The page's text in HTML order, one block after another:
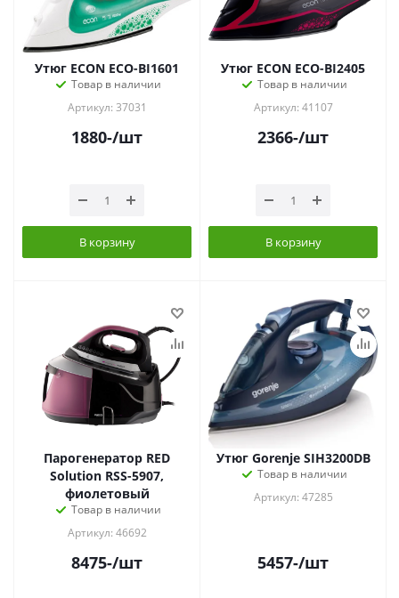
Утюг ECON ECO-BI1601
Товар в наличии
Артикул: 37031
1880-/шт
В корзину
Утюг ECON ECO-BI2405
Товар в наличии
Артикул: 41107
2366-/шт
В корзину
Парогенератор RED
Solution RSS-5907,
фиолетовый
Товар в наличии
Артикул: 46692
8475-/шт
Утюг Gorenje SIH3200DB
Товар в наличии
Артикул: 47285
5457-/шт